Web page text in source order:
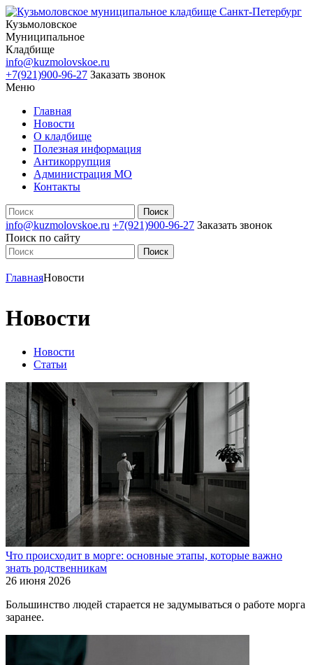
Кузьмоловское
Муниципальное
Кладбище
info@kuzmolovskoe.ru
+7(921)900-96-27 Заказать звонок
Меню
Главная
Новости
О кладбище
Полезная информация
Антикоррупция
Администрация МО
Контакты
info@kuzmolovskoe.ru +7(921)900-96-27 Заказать звонок
Поиск по сайту
ГлавнаяНовости
Новости
Новости
Статьи
Что происходит в морге: основные этапы, которые важно
знать родственникам
26 июня 2026
Большинство людей старается не задумываться о работе морга
заранее.